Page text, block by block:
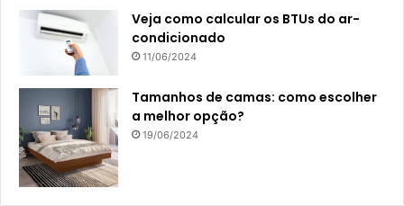
Veja como calcular os BTUs do ar-
condicionado
11/06/2024
Tamanhos de camas: como escolher
a melhor opção?
19/06/2024